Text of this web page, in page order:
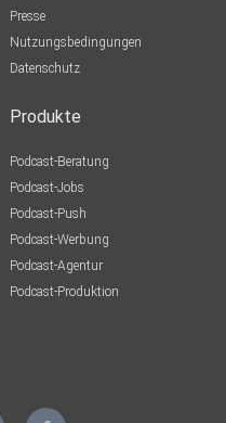
Presse
Nutzungsbedingungen
Datenschutz
Produkte
Podcast-Beratung
Podcast-Jobs
Podcast-Push
Podcast-Werbung
Podcast-Agentur
Podcast-Produktion